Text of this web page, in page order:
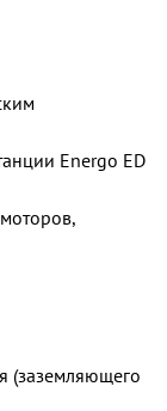
Energo ED
(заземляющего